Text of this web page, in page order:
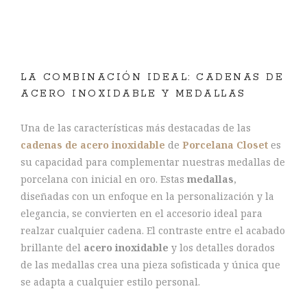
LA COMBINACIÓN IDEAL: CADENAS DE
ACERO INOXIDABLE Y MEDALLAS
Una de las características más destacadas de las
cadenas de acero inoxidable de Porcelana Closet es
su capacidad para complementar nuestras medallas de
porcelana con inicial en oro. Estas medallas,
diseñadas con un enfoque en la personalización y la
elegancia, se convierten en el accesorio ideal para
realzar cualquier cadena. El contraste entre el acabado
brillante del acero inoxidable y los detalles dorados
de las medallas crea una pieza sofisticada y única que
se adapta a cualquier estilo personal.